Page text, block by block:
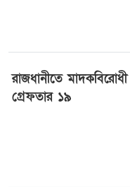
রাজধানীতে
গ্রেফতার ১৯